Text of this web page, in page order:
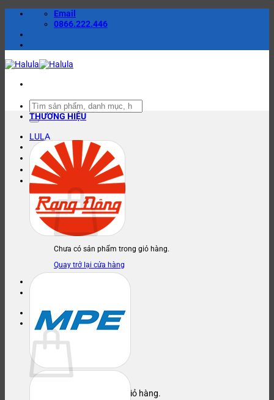
dung
Email
0866.222.446
Tìm
kiếm:
LULA
Đăng nhập / Đăng ký
Giỏ hàng
Chưa có sản phẩm trong giỏ hàng.
Quay trở lại cửa hàng
LULA
Giỏ hàng
Chưa có sản phẩm trong giỏ hàng.
THƯƠNG HIỆU